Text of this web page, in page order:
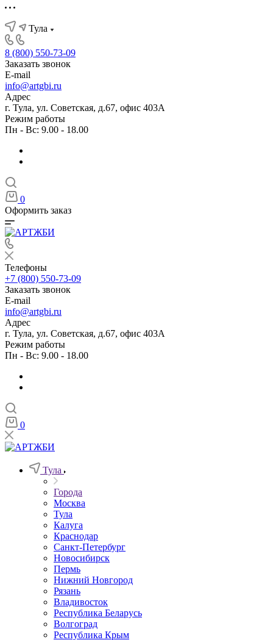
Тула
8 (800) 550-73-09
Заказать звонок
E-mail
info@artgbi.ru
Адрес
г. Тула, ул. Советская, д.67, офис 403А
Режим работы
Пн - Вс: 9.00 - 18.00
0
Оформить заказ
Телефоны
+7 (800) 550-73-09
Заказать звонок
E-mail
info@artgbi.ru
Адрес
г. Тула, ул. Советская, д.67, офис 403А
Режим работы
Пн - Вс: 9.00 - 18.00
0
Тула
Города
Москва
Тула
Калуга
Краснодар
Санкт-Петербург
Новосибирск
Пермь
Нижний Новгород
Рязань
Владивосток
Республика Беларусь
Волгоград
Республика Крым